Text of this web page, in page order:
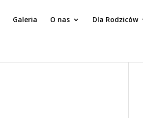
Galeria O nas Dla Rodziców